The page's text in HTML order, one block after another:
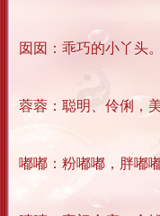
囡囡：乖巧的小丫头。
蓉蓉：聪明、伶俐，
嘟嘟：粉嘟嘟，胖嘟